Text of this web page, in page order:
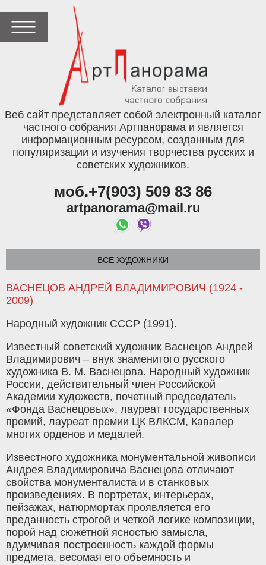
Веб сайт представляет собой электронный каталог
частного собрания Артпанорама и является
информационным ресурсом, созданным для
популяризации и изучения творчества русских и
советских художников.
моб.+7(903) 509 83 86
artpanorama@mail.ru
ВСЕ ХУДОЖНИКИ
ВАСНЕЦОВ АНДРЕЙ ВЛАДИМИРОВИЧ (1924 -
2009)
Народный художник СССР (1991).
Известный советский художник Васнецов Андрей
Владимирович – внук знаменитого русского
художника В. М. Васнецова. Народный художник
России, действительный член Российской
Академии художеств, почетный председатель
«Фонда Васнецовых», лауреат государственных
премий, лауреат премии ЦК ВЛКСМ, Кавалер
многих орденов и медалей.
Известного художника монументальной живописи
Андрея Владимировича Васнецова отличают
свойства монументалиста и в станковых
произведениях. В портретах, интерьерах,
пейзажах, натюрмортах проявляется его
преданность строгой и четкой логике композиции,
порой над сюжетной ясностью замысла,
вдумчивая построенность каждой формы
предмета, весомая его объемность и